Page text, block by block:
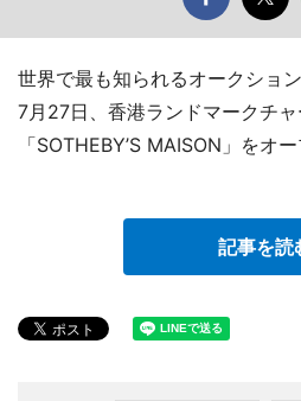
世界で最も知られるオークショ
7月27日、香港ランドマークチ
「SOTHEBY’S MAISON」をオー
記事を読